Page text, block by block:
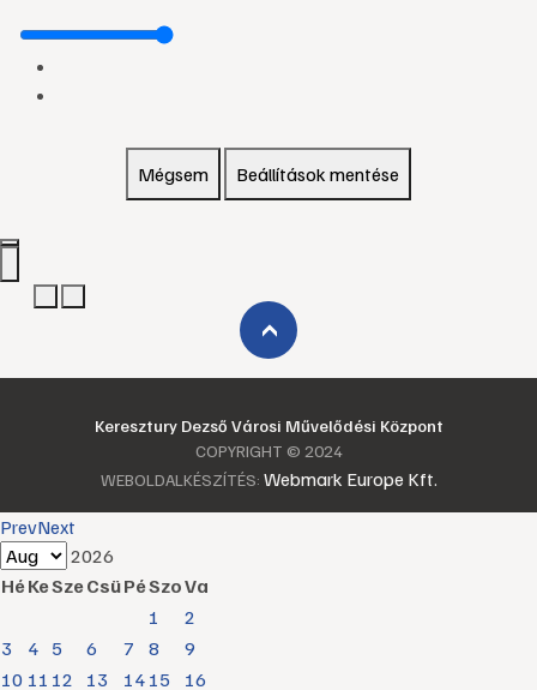
Mégsem Beállítások mentése
›
Keresztury Dezső Városi Művelődési Központ
COPYRIGHT © 2024
WEBOLDALKÉSZÍTÉS: Webmark Europe Kft.
PrevNext
2026
HéKeSzeCsüPéSzoVa
1
2
3
4 5 6 7 8
9
10 11 12 13 14 15 16